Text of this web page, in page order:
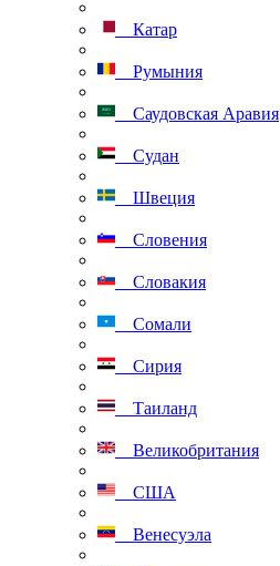
Катар
Румыния
Саудовская Аравия
Судан
Швеция
Словения
Словакия
Сомали
Сирия
Таиланд
Великобритания
США
Венесуэла